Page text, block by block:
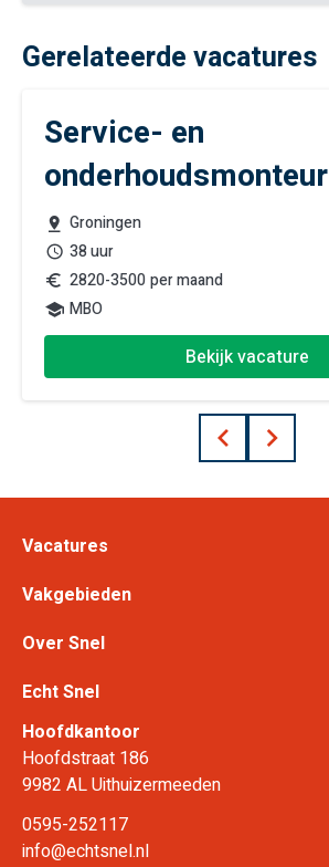
Gerelateerde vacatures
Service- en
onderhoudsmonteur
Groningen
38 uur
2820-3500per maand
MBO
Bekijk vacature
Prev
Vacatures
Vakgebieden
Over Snel
Echt Snel
Hoofdkantoor
Hoofdstraat 186
9982 AL Uithuizermeeden
0595-252117
info@echtsnel.nl